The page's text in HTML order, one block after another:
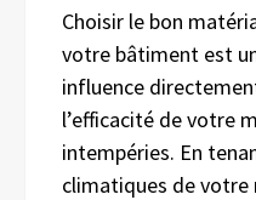
Choisir le bon
votre bâtiment est
influence
l’efficacité de votre
intempéries. En
climatiques de votre